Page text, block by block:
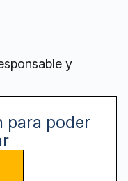
y
para poder